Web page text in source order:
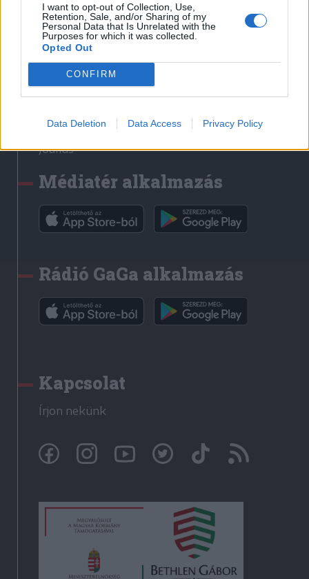
I want to opt-out of Collection, Use,
Retention, Sale, and/or Sharing of my
Personal Data that Is Unrelated with the
Purposes for which it was collected.
Opted Out
CONFIRM
Data Deletion Data Access Privacy Policy
Liget
Krónika
Bihari Napló
Erdélyi Napló
Főtér
Rádió GaGa
Jóállás
Médiatér alkalmazás
Rádió GaGa alkalmazás
Kapcsolat
Írjon nekünk